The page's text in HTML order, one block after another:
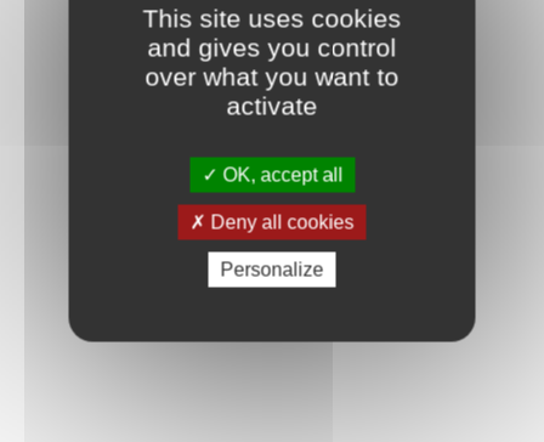
This site uses cookies
and gives you control
over what you want to
activate
OK, accept all
Deny all cookies
Personalize
oublié ?
compte
Connexion